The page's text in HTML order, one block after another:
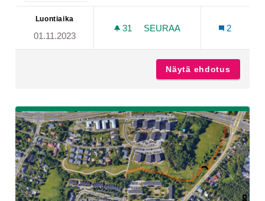
Luontiaika
01.11.2023
31 31 SEURAAJAA
SEURAA
2
Näytä ehdotus